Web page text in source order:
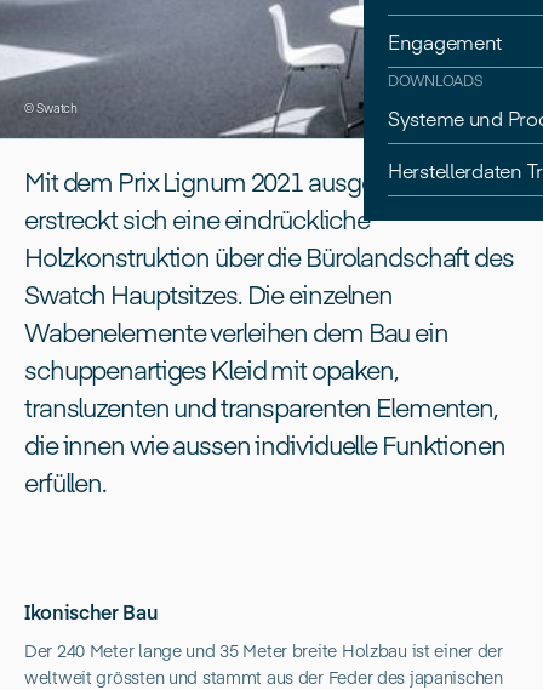
Engagement
DOWNLOADS
Systeme und
Herstellerdaten
© Swatch
Mit dem Prix Lignum 2021 ausgezeichnet
erstreckt sich eine eindrückliche
Holzkonstruktion über die Bürolandschaft des
Swatch Hauptsitzes. Die einzelnen
Wabenelemente verleihen dem Bau ein
schuppenartiges Kleid mit opaken,
transluzenten und transparenten Elementen,
die innen wie aussen individuelle Funktionen
erfüllen.
Ikonischer Bau
Der 240 Meter lange und 35 Meter breite Holzbau ist einer der
weltweit grössten und stammt aus der Feder des japanischen